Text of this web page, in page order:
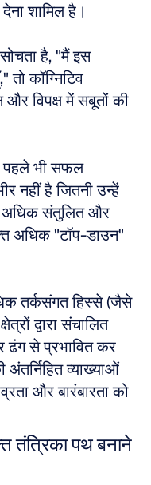
शामिल है।
है, "मैं इस
कॉग्निटिव
और विपक्ष में सबूतों की
पहले भी सफल
नहीं है जितनी उन्हें
अधिक संतुलित और
अधिक "टॉप-डाउन"
तर्कसंगत हिस्से (जैसे
द्वारा संचालित
ढंग से प्रभावित कर
व्याख्याओं
और बारंबारता को
तंत्रिका पथ बनाने